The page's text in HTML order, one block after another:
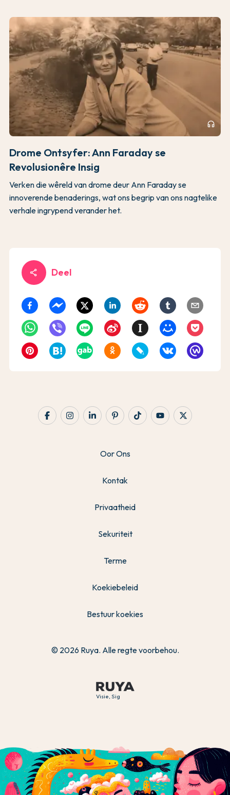
headphones
Drome Ontsyfer: Ann Faraday se
Revolusionêre Insig
Verken die wêreld van drome deur Ann Faraday se
innoverende benaderings, wat ons begrip van ons nagtelike
verhale ingrypend verander het.
share Deel
Visie, Sig
Oor Ons
Kontak
Privaatheid
Sekuriteit
Terme
Koekiebeleid
Bestuur koekies
© 2026 Ruya. Alle regte voorbehou.